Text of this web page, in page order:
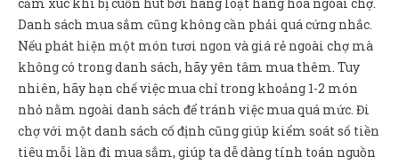
cảm xúc khi bị cuốn hút bởi hàng loạt hàng hóa ngoài chợ.
Danh sách mua sắm cũng không cần phải quá cứng nhắc.
Nếu phát hiện một món tươi ngon và giá rẻ ngoài chợ mà
không có trong danh sách, hãy yên tâm mua thêm. Tuy
nhiên, hãy hạn chế việc mua chỉ trong khoảng 1-2 món
nhỏ nằm ngoài danh sách để tránh việc mua quá mức. Đi
chợ với một danh sách cố định cũng giúp kiểm soát số tiền
tiêu mỗi lần đi mua sắm, giúp ta dễ dàng tính toán nguồn